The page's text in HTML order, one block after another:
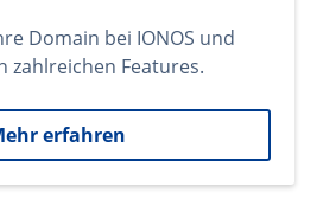
Domain bei IONOS und
zahlreichen Features.
erfahren